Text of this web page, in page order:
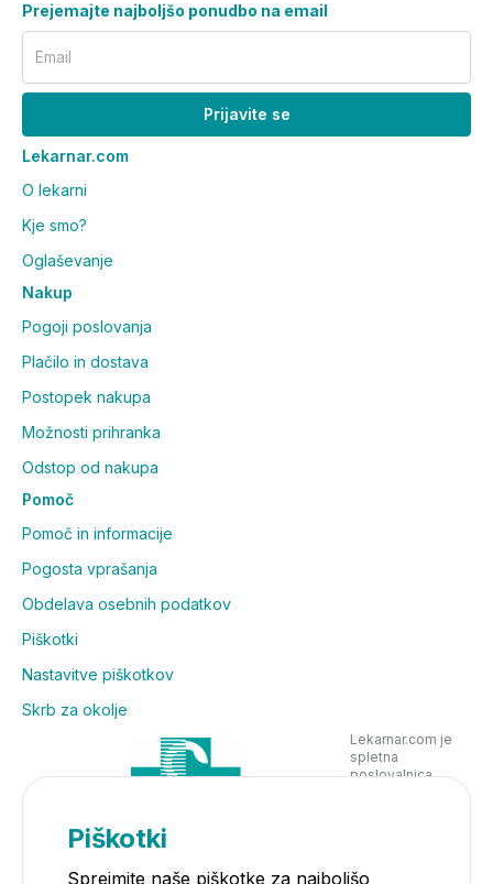
Prejemajte najboljšo ponudbo na email
Email
Prijavite se
Lekarnar.com
O lekarni
Kje smo?
Oglaševanje
Nakup
Pogoji poslovanja
Plačilo in dostava
Postopek nakupa
Možnosti prihranka
Odstop od nakupa
Pomoč
Pomoč in informacije
Pogosta vprašanja
Obdelava osebnih podatkov
Piškotki
Nastavitve piškotkov
Skrb za okolje
Lekarnar.com je
spletna
poslovalnica
Piškotki
Sprejmite naše piškotke za najboljšo